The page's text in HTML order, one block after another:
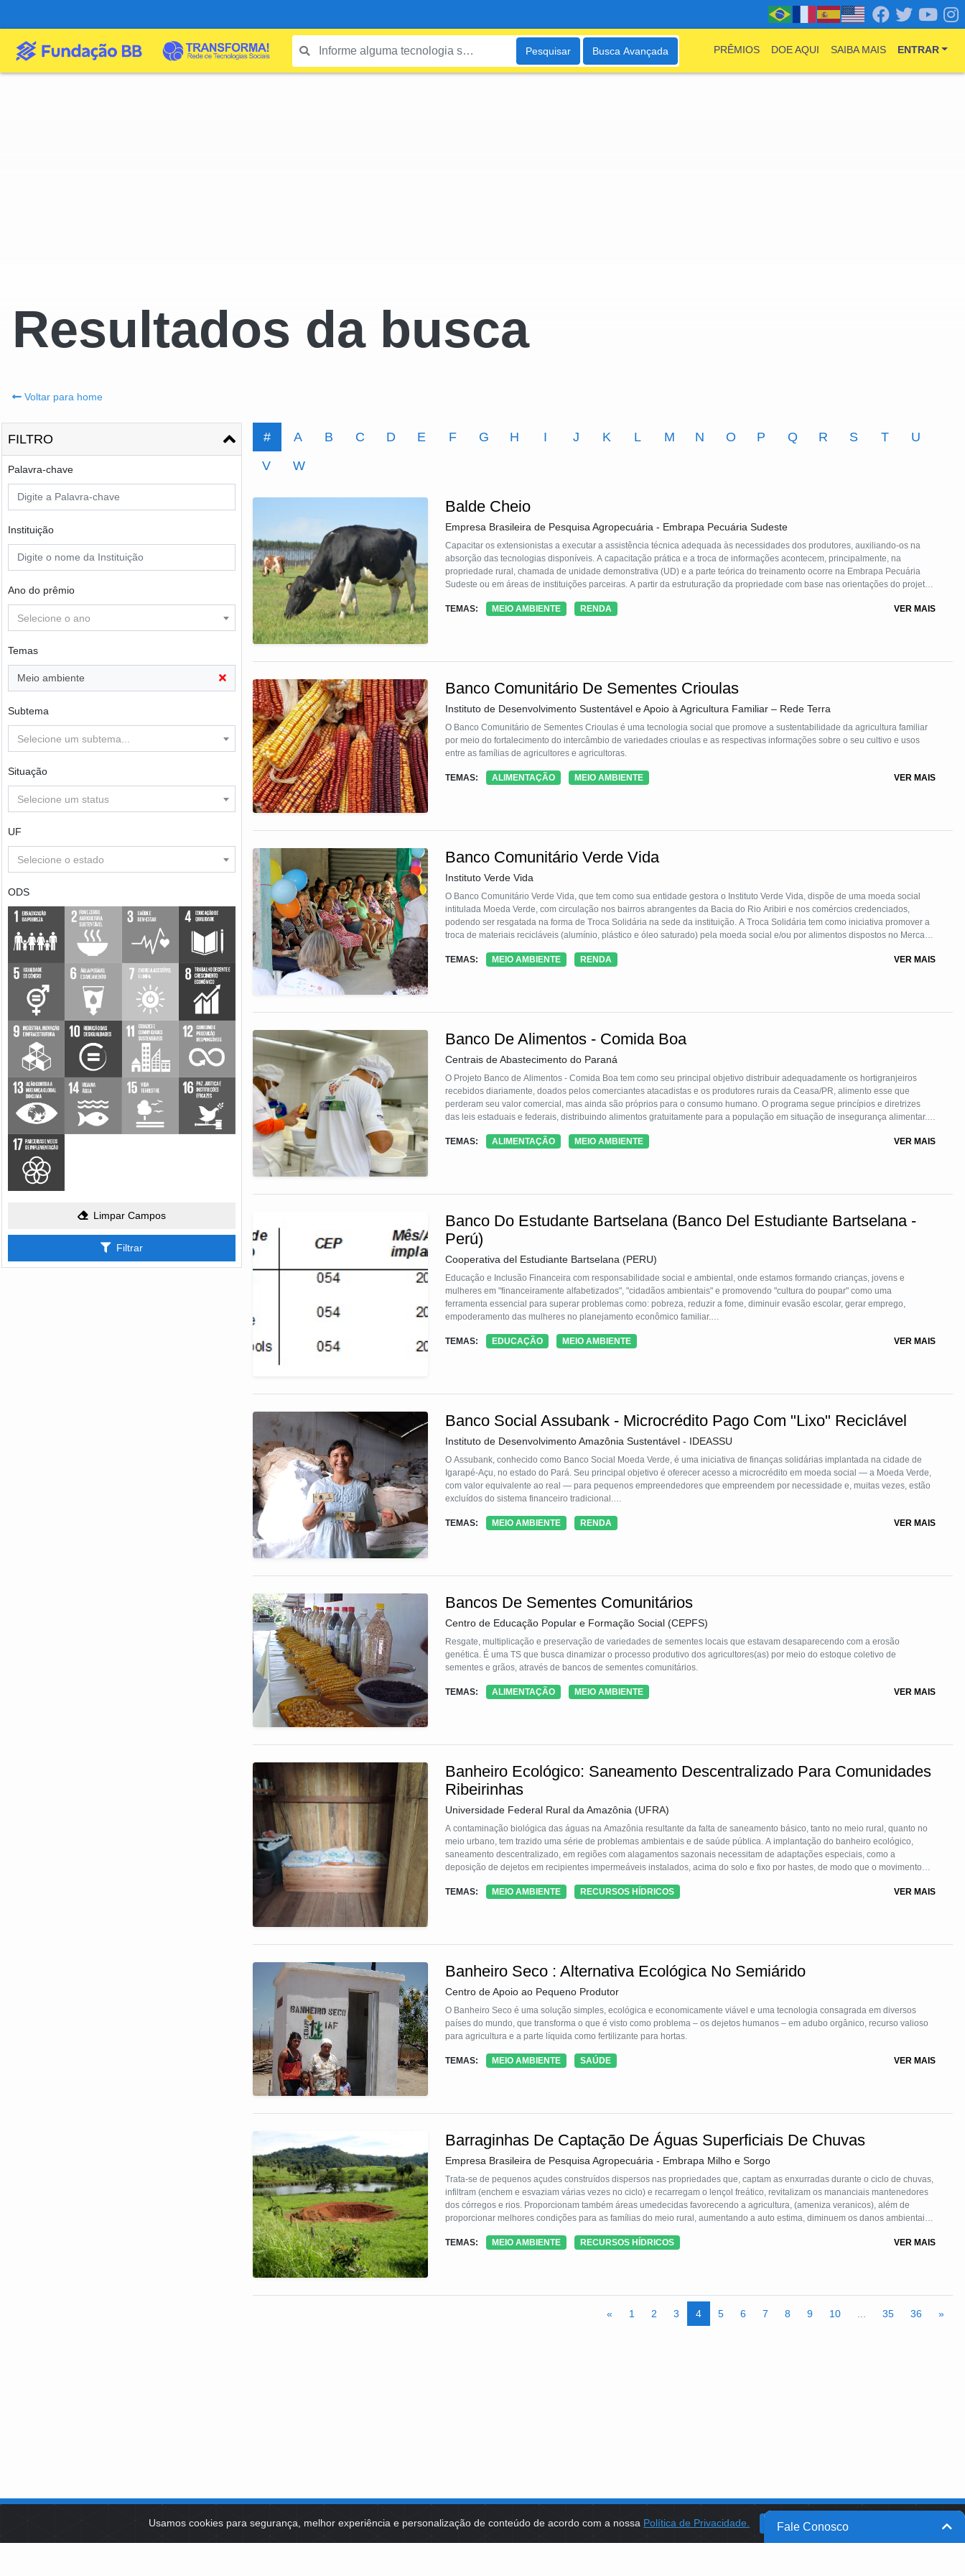
Usamos cookies para segurança, melhor experiência e personalização de conteúdo de acordo com a nossa Política de Privacidade. OK
Pesquisar Busca Avançada PRÊMIOS DOE AQUI SAIBA MAIS ENTRAR
Resultados da busca
Voltar para home
FILTRO
Palavra-chave
Instituição
Ano do prêmio
Selecione o ano
Temas
Meio ambiente
Subtema
Selecione um subtema...
Situação
Selecione um status
UF
Selecione o estado
ODS
Limpar Campos
Filtrar
# A B C D E F G H I J K L M N O P Q R S T
U
V
W
Balde Cheio
Empresa Brasileira de Pesquisa Agropecuária - Embrapa Pecuária Sudeste
Capacitar os extensionistas a executar a assistência técnica adequada às necessidades dos produtores, auxiliando-os na
absorção das tecnologias disponíveis. A capacitação prática e a troca de informações acontecem, principalmente, na
propriedade rural, chamada de unidade demonstrativa (UD) e a parte teórica do treinamento ocorre na Embrapa Pecuária
Sudeste ou em áreas de instituições parceiras. A partir da estruturação da propriedade com base nas orientações do projeto,
TEMAS:
MEIO AMBIENTE RENDA VER MAIS
Banco Comunitário De Sementes Crioulas
Instituto de Desenvolvimento Sustentável e Apoio à Agricultura Familiar – Rede Terra
O Banco Comunitário de Sementes Crioulas é uma tecnologia social que promove a sustentabilidade da agricultura familiar
por meio do fortalecimento do intercâmbio de variedades crioulas e as respectivas informações sobre o seu cultivo e usos
entre as famílias de agricultores e agricultoras.
TEMAS: ALIMENTAÇÃO MEIO AMBIENTE VER MAIS
Banco Comunitário Verde Vida
Instituto Verde Vida
O Banco Comunitário Verde Vida, que tem como sua entidade gestora o Instituto Verde Vida, dispõe de uma moeda social
intitulada Moeda Verde, com circulação nos bairros abrangentes da Bacia do Rio Aribiri e nos comércios credenciados,
podendo ser resgatada na forma de Troca Solidária na sede da instituição. A Troca Solidária tem como iniciativa promover a
troca de materiais recicláveis (alumínio, plástico e óleo saturado) pela moeda social e/ou por alimentos dispostos no Mercado
moeda social. O projeto é vinculado às finanças solidárias no âmbito da Economia Solidária.
TEMAS: MEIO AMBIENTE RENDA VER MAIS
Banco De Alimentos - Comida Boa
Centrais de Abastecimento do Paraná
O Projeto Banco de Alimentos - Comida Boa tem como seu principal objetivo distribuir adequadamente os hortigranjeiros
recebidos diariamente, doados pelos comerciantes atacadistas e os produtores rurais da Ceasa/PR, alimento esse que
perderam seu valor comercial, mas ainda são próprios para o consumo humano. O programa segue princípios e diretrizes
das leis estaduais e federais, distribuindo alimentos gratuitamente para a população em situação de insegurança alimentar.
de obra é fornecida pelo DEPEN, reabilitando monitorados com treinamento profissional.
TEMAS: ALIMENTAÇÃO MEIO AMBIENTE VER MAIS
Banco Do Estudante Bartselana (Banco Del Estudiante Bartselana -
Perú)
Cooperativa del Estudiante Bartselana (PERU)
Educação e Inclusão Financeira com responsabilidade social e ambiental, onde estamos formando crianças, jovens e
mulheres em "financeiramente alfabetizados", "cidadãos ambientais" e promovendo "cultura do poupar" como uma
ferramenta essencial para superar problemas como: pobreza, reduzir a fome, diminuir evasão escolar, gerar emprego,
empoderamento das mulheres no planejamento econômico familiar.
Este grupo aprende de maneira prática e experimental o sistema financeiro, fazendo do "resíduo sólido" a principal moeda
TEMAS: EDUCAÇÃO MEIO AMBIENTE VER MAIS
Banco Social Assubank - Microcrédito Pago Com "Lixo" Reciclável
Instituto de Desenvolvimento Amazônia Sustentável - IDEASSU
O Assubank, conhecido como Banco Social Moeda Verde, é uma iniciativa de finanças solidárias implantada na cidade de
Igarapé-Açu, no estado do Pará. Seu principal objetivo é oferecer acesso a microcrédito em moeda social — a Moeda Verde,
com valor equivalente ao real — para pequenos empreendedores que empreendem por necessidade e, muitas vezes, estão
excluídos do sistema financeiro tradicional.
A proposta inovadora do Assubank está na forma alternativa de pagamento das parcelas do microcrédito. Os
correspondente é abatido do saldo devedor do empréstimo.
Essa solução conecta inclusão financeira, sustentabilidade ambiental e desenvolvimento comunitário. Ao transformar
fortalece a economia local por meio de uma lógica de economia circular. Além disso, a iniciativa fortalece a organização
comunitária, estimula práticas cooperativas e valoriza o protagonismo das populações de baixa renda na construção de
alternativas sustentáveis para seus próprios territórios.
TEMAS: MEIO AMBIENTE RENDA VER MAIS
Bancos De Sementes Comunitários
Centro de Educação Popular e Formação Social (CEPFS)
Resgate, multiplicação e preservação de variedades de sementes locais que estavam desaparecendo com a erosão
genética. É uma TS que busca dinamizar o processo produtivo dos agricultores(as) por meio do estoque coletivo de
sementes e grãos, através de bancos de sementes comunitários.
TEMAS: ALIMENTAÇÃO MEIO AMBIENTE VER MAIS
Banheiro Ecológico: Saneamento Descentralizado Para Comunidades
Ribeirinhas
Universidade Federal Rural da Amazônia (UFRA)
A contaminação biológica das águas na Amazônia resultante da falta de saneamento básico, tanto no meio rural, quanto no
meio urbano, tem trazido uma série de problemas ambientais e de saúde pública. A implantação do banheiro ecológico,
saneamento descentralizado, em regiões com alagamentos sazonais necessitam de adaptações especiais, como a
deposição de dejetos em recipientes impermeáveis instalados, acima do solo e fixo por hastes, de modo que o movimento
higienização das mãos.
TEMAS: MEIO AMBIENTE RECURSOS HÍDRICOS VER MAIS
Banheiro Seco : Alternativa Ecológica No Semiárido
Centro de Apoio ao Pequeno Produtor
O Banheiro Seco é uma solução simples, ecológica e economicamente viável e uma tecnologia consagrada em diversos
países do mundo, que transforma o que é visto como problema – os dejetos humanos – em adubo orgânico, recurso valioso
para agricultura e a parte líquida como fertilizante para hortas.
TEMAS: MEIO AMBIENTE SAÚDE VER MAIS
Barraginhas De Captação De Águas Superficiais De Chuvas
Empresa Brasileira de Pesquisa Agropecuária - Embrapa Milho e Sorgo
Trata-se de pequenos açudes construídos dispersos nas propriedades que, captam as enxurradas durante o ciclo de chuvas,
infiltram (enchem e esvaziam várias vezes no ciclo) e recarregam o lençol freático, revitalizam os mananciais mantenedores
dos córregos e rios. Proporcionam também áreas umedecidas favorecendo a agricultura, (ameniza veranicos), além de
proporcionar melhores condições para as famílias do meio rural, aumentando a auto estima, diminuem os danos ambientais,
Sete Lagoas (MG).
TEMAS: MEIO AMBIENTE RECURSOS HÍDRICOS VER MAIS
« 1 2 3 4 5 6 7 8 9 10 35 36 »
Fale Conosco
PLATAFORMA DE TECNOLOGIAS IDENTIDADE VISUAL BANCO DO BRASIL